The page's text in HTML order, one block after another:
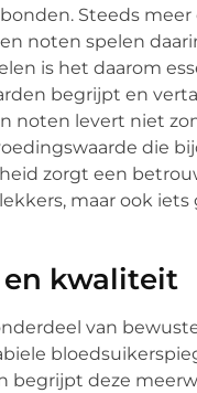
Steeds
noten spelen
is het daarom
begrijpt en
noten levert niet
die
zorgt een
maar ook iets
en kwaliteit
van
begrijpt deze